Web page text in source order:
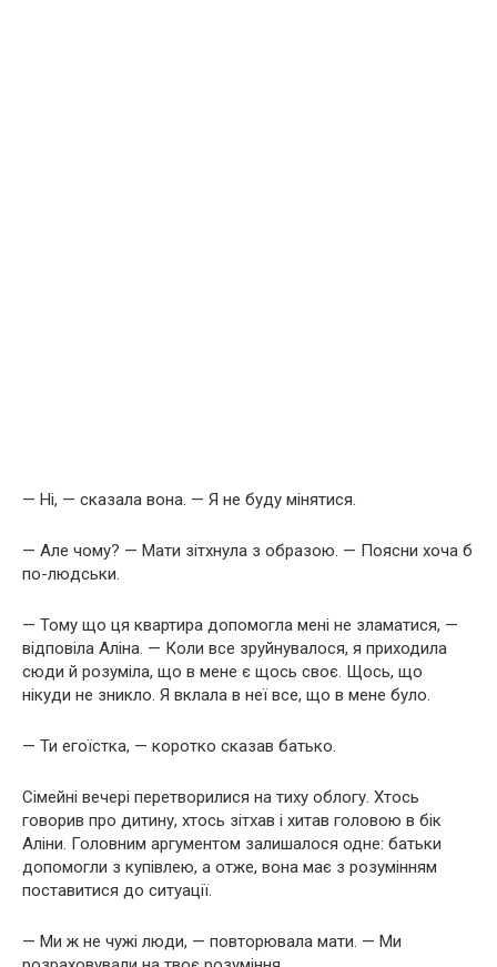
— Ні, — сказала вона. — Я не буду мінятися.
— Але чому? — Мати зітхнула з образою. — Поясни хоча б
по-людськи.
— Тому що ця квартира допомогла мені не зламатися, —
відповіла Аліна. — Коли все зруйнувалося, я приходила
сюди й розуміла, що в мене є щось своє. Щось, що
нікуди не зникло. Я вклала в неї все, що в мене було.
— Ти егоїстка, — коротко сказав батько.
Сімейні вечері перетворилися на тиху облогу. Хтось
говорив про дитину, хтось зітхав і хитав головою в бік
Аліни. Головним аргументом залишалося одне: батьки
допомогли з купівлею, а отже, вона має з розумінням
поставитися до ситуації.
— Ми ж не чужі люди, — повторювала мати. — Ми